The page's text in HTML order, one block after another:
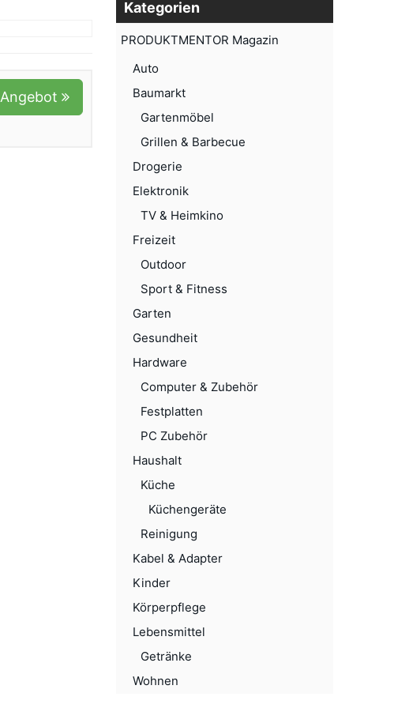
Angebot
Kategorien
PRODUKTMENTOR Magazin
Auto
Baumarkt
Gartenmöbel
Grillen & Barbecue
Drogerie
Elektronik
TV & Heimkino
Freizeit
Outdoor
Sport & Fitness
Garten
Gesundheit
Hardware
Computer & Zubehör
Festplatten
PC Zubehör
Haushalt
Küche
Küchengeräte
Reinigung
Kabel & Adapter
Kinder
Körperpflege
Lebensmittel
Getränke
Wohnen